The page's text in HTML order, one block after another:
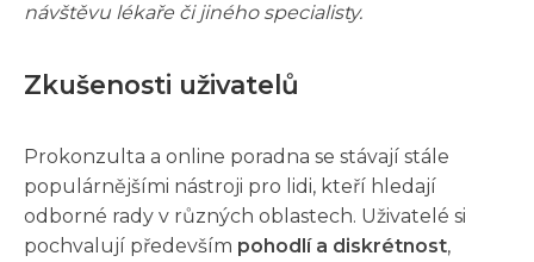
návštěvu lékaře či jiného specialisty.
Zkušenosti uživatelů
Prokonzulta a online poradna se stávají stále
populárnějšími nástroji pro lidi, kteří hledají
odborné rady v různých oblastech. Uživatelé si
pochvalují především pohodlí a diskrétnost,